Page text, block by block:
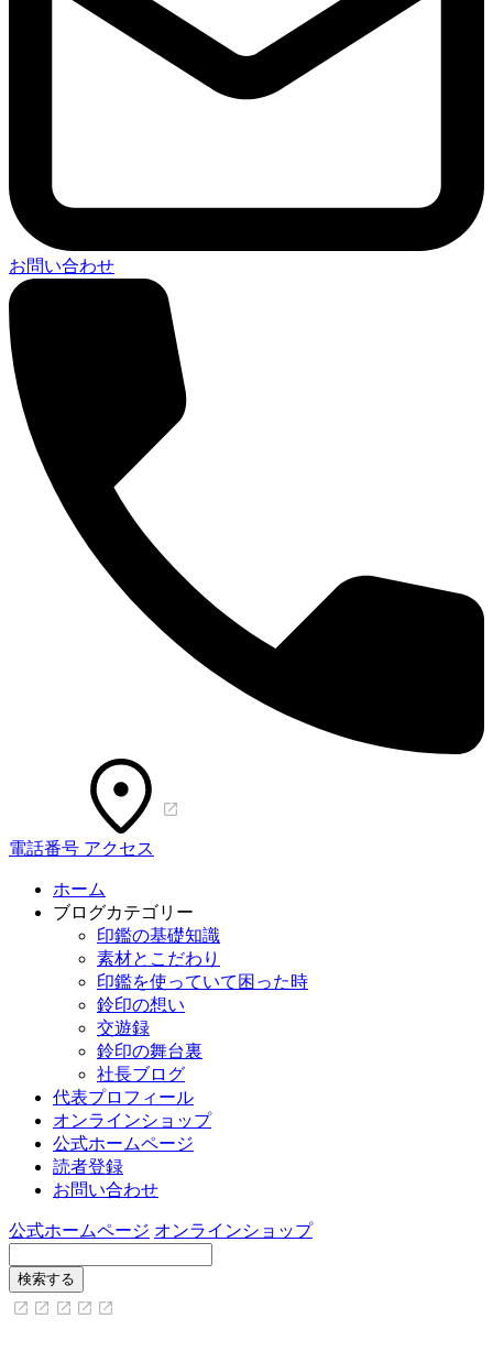
お問い合わせ
電話番号 アクセス
ホーム
ブログカテゴリー
印鑑の基礎知識
素材とこだわり
印鑑を使っていて困った時
鈴印の想い
交遊録
鈴印の舞台裏
社長ブログ
代表プロフィール
オンラインショップ
公式ホームページ
読者登録
お問い合わせ
公式ホームページ オンラインショップ